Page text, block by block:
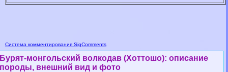
Система комментирования SigComments
Бурят-монгольский волкодав (Хоттошо): описание
породы, внешний вид и фото